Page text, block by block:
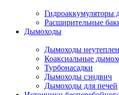
Гидроаккумуляторы
Расширительные
Дымоходы
Дымоходы
Коаксиальные
Турбонасадки
Дымоходы сэндвич
Дымоходы для печей